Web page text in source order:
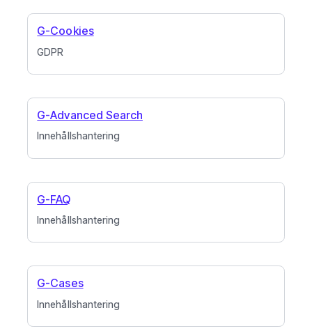
GDPR
G-Cookies
Innehållshantering
G-Advanced Search
Innehållshantering
G-FAQ
Innehållshantering
G-Cases